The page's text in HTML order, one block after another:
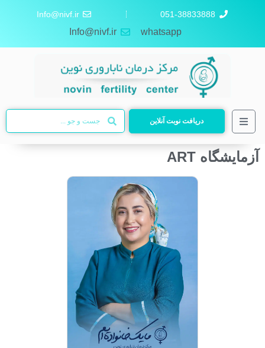
051-38833888
Info@nivf.ir
whatsapp
Info@nivf.ir
دریافت نوبت آنلاین
آزمایشگاه ART